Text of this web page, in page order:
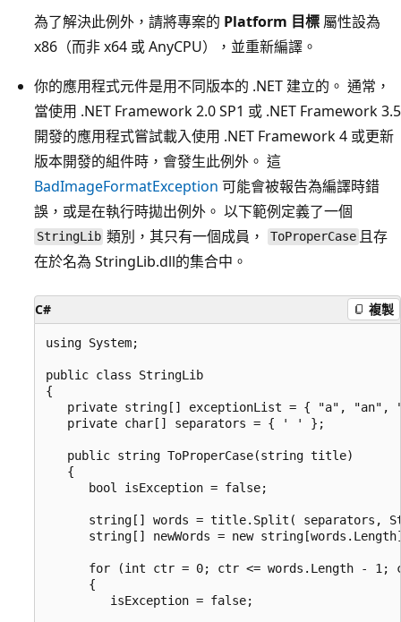
為了解決此例外，請將專案的 Platform 目標 屬性設為
x86（而非 x64 或 AnyCPU），並重新編譯。
你的應用程式元件是用不同版本的 .NET 建立的。 通常，
當使用 .NET Framework 2.0 SP1 或 .NET Framework 3.5
開發的應用程式嘗試載入使用 .NET Framework 4 或更新
版本開發的組件時，會發生此例外。 這
BadImageFormatException 可能會被報告為編譯時錯
誤，或是在執行時拋出例外。 以下範例定義了一個
StringLib 類別，其只有一個成員， ToProperCase 且存
在於名為 StringLib.dll的集合中。
C# 複製
using System;
public class StringLib
{
private string[] exceptionList = { "a", "an",
   private char[] separators = { ' ' };
   public string ToProperCase(string title)
   {
      bool isException = false;
string[] words = title.Split( separators,
string[] newWords = new
for (int ctr = 0; ctr <= words.Length - 1;
      {
         isException = false;